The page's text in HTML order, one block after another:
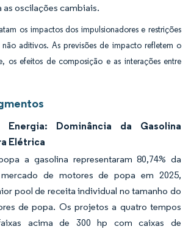
as oscilações cambiais.
os impactos dos impulsionadores e restrições
aditivos. As previsões de impacto refletem o
os efeitos de composição e as interações entre
Dominância da Gasolina
Elétrica
a gasolina representaram 80,74% da
de motores de popa em 2025,
pool de receita individual no tamanho do
de popa. Os projetos a quatro tempos
acima de 300 hp com caixas de